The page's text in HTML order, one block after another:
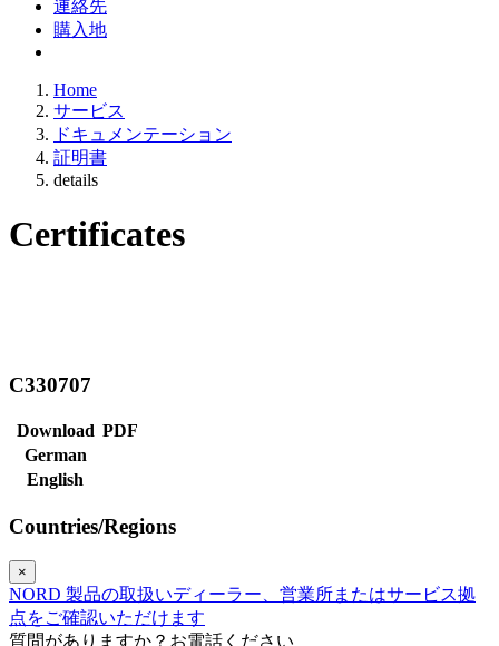
連絡先
購入地
Home
サービス
ドキュメンテーション
証明書
details
Certificates
C330707
Download PDF
German
English
Countries/Regions
×
NORD 製品の取扱いディーラー、営業所またはサービス拠
点をご確認いただけます
質問がありますか？お電話ください